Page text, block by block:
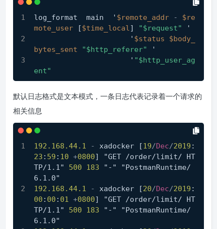
log_format  main  ' $remote_addr -
$re
mote_user [$time_local] "$request"
'
                      '
$status
$body_
bytes_sent
"$http_referer"
'
                      '
"$http_user_ag
ent"
默认日志格式是文本模式，一条日志代表记录着一个请求的
相关信息
192.168 .44.1 - xadocker [19/Dec/2019 :
23 : 59 : 10 +0800] "GET /order/limit/ HT
TP/1.1" 500 183 "-" "PostmanRuntime/
6.1.0"
192.168 .44.1 - xadocker [20/Dec/2019 :
00 : 00 : 01 +0800] "GET /order/limit/ HT
TP/1.1" 500 183 "-" "PostmanRuntime/
6.1.0"